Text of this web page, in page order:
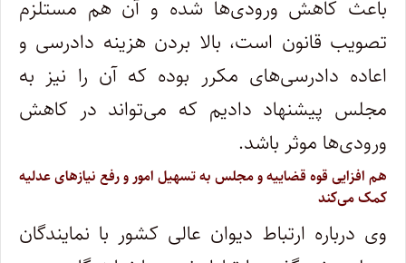
باعث کاهش ورودی‌ها شده و آن هم مستلزم
تصویب قانون است، بالا بردن هزینه دادرسی و
اعاده دادرسی‌های مکرر بوده که آن را نیز به
مجلس پیشنهاد دادیم که می‌تواند در کاهش
ورودی‌ها موثر باشد.
هم افزایی قوه قضاییه و مجلس به تسهیل امور و رفع نیاز‌های عدلیه
کمک می‌کند
وی درباره ارتباط دیوان عالی کشور با نمایندگان